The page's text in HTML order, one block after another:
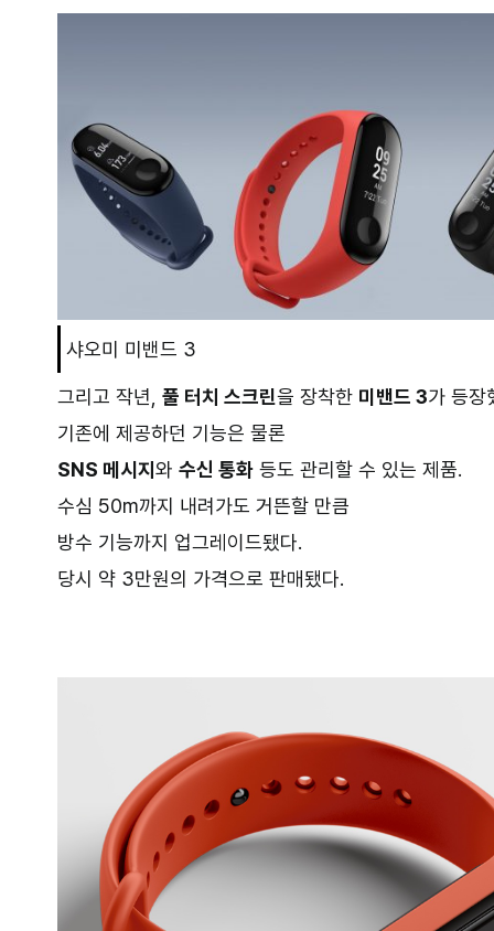
샤오미 미밴드 3
그리고 작년, 풀 터치 스크린을 장착한 미밴드 3가 등장
기존에 제공하던 기능은 물론
SNS 메시지와 수신 통화 등도 관리할 수 있는 제품.
수심 50m까지 내려가도 거뜬할 만큼
방수 기능까지 업그레이드됐다.
당시 약 3만원의 가격으로 판매됐다.